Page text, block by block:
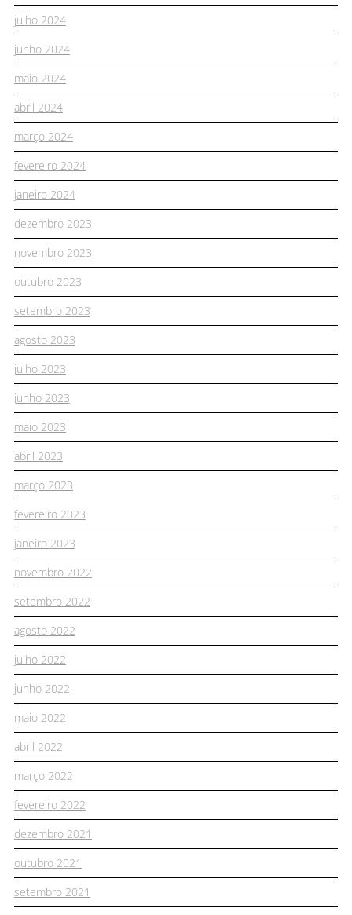
julho 2024
junho 2024
maio 2024
abril 2024
março 2024
fevereiro 2024
janeiro 2024
dezembro 2023
novembro 2023
outubro 2023
setembro 2023
agosto 2023
julho 2023
junho 2023
maio 2023
abril 2023
março 2023
fevereiro 2023
janeiro 2023
novembro 2022
setembro 2022
agosto 2022
julho 2022
junho 2022
maio 2022
abril 2022
março 2022
fevereiro 2022
dezembro 2021
outubro 2021
setembro 2021